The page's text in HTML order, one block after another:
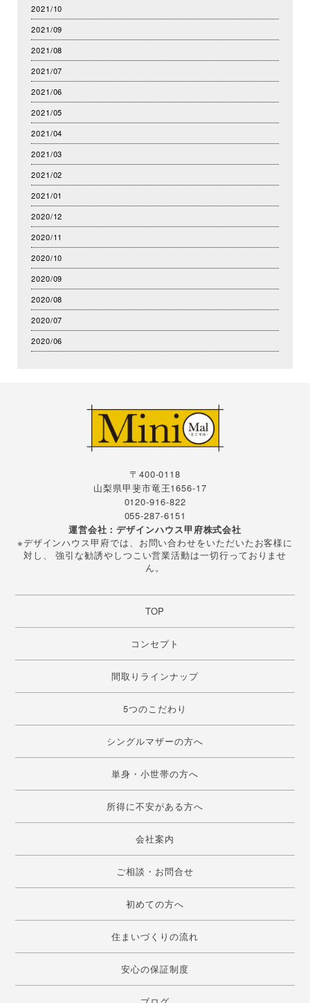
2021/10
2021/09
2021/08
2021/07
2021/06
2021/05
2021/04
2021/03
2021/02
2021/01
2020/12
2020/11
2020/10
2020/09
2020/08
2020/07
2020/06
〒400-0118
山梨県甲斐市竜王1656-17
0120-916-822
055-287-6151
運営会社：デザインハウス甲府株式会社
※デザインハウス甲府では、お問い合わせをいただいたお客様に
対し、 強引な勧誘やしつこい営業活動は一切行っておりませ
ん。
TOP
コンセプト
間取りラインナップ
5つのこだわり
シングルマザーの方へ
単身・小世帯の方へ
所得に不安がある方へ
会社案内
ご相談・お問合せ
初めての方へ
住まいづくりの流れ
安心の保証制度